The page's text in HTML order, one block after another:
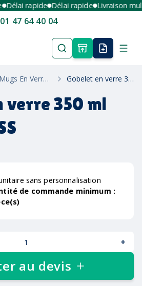
rapide Délai rapide Livraison
01 47 64 40 04
Mugs En Verre Ou Métal Gobelet en verre 350 ml ASTOGLASS
verre 350 ml
sans personnalisation
de commande minimum :
+
au devis